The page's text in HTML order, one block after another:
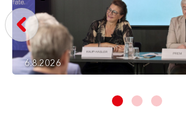
6.8.2026